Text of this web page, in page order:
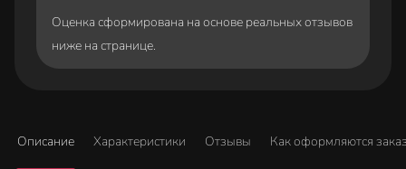
Оценка сформирована на основе реальных отзывов
ниже на странице.
Описание Характеристики Отзывы Как оформляются